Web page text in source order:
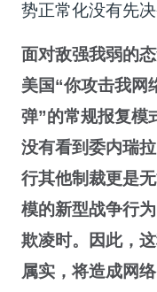
势正常化没有先决
面对敌强我弱的
美国“你攻击我网
弹”的常规报复模
没有看到委内瑞
行其他制裁更是
模的新型战争行
欺凌时。因此，
属实，将造成网